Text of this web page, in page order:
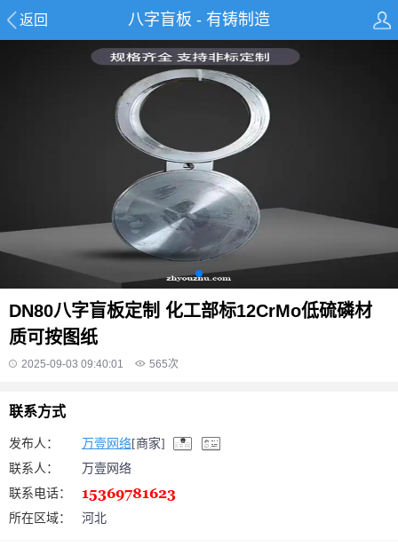
返回 八字盲板 - 有铸制造
DN80八字盲板定制 化工部标12CrMo低硫磷材
质可按图纸
2025-09-03 09:40:01 565次
联系方式
发布人： 万壹网络[商家]
联系人：
万壹网络
联系电话：
所在区域：
河北